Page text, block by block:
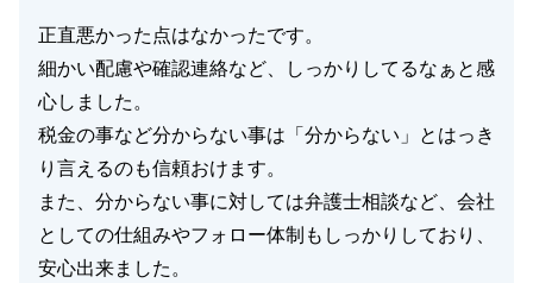
閉じる
正直悪かった点はなかったです。
細かい配慮や確認連絡など、しっかりしてるなぁと感
心しました。
税金の事など分からない事は「分からない」とはっき
り言えるのも信頼おけます。
また、分からない事に対しては弁護士相談など、会社
としての仕組みやフォロー体制もしっかりしており、
安心出来ました。